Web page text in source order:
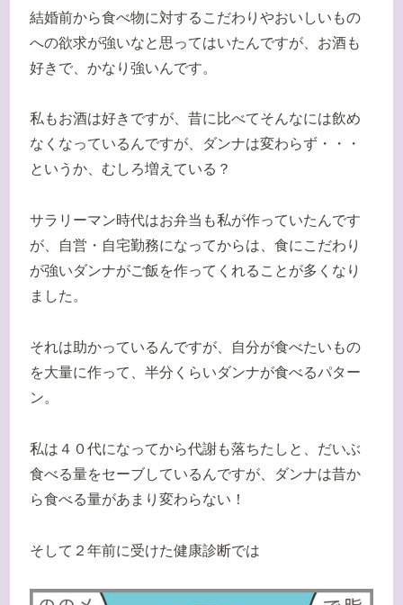
結婚前から食べ物に対するこだわりやおいしいもの
への欲求が強いなと思ってはいたんですが、お酒も
好きで、かなり強いんです。
私もお酒は好きですが、昔に比べてそんなには飲め
なくなっているんですが、ダンナは変わらず・・・
というか、むしろ増えている？
サラリーマン時代はお弁当も私が作っていたんです
が、自営・自宅勤務になってからは、食にこだわり
が強いダンナがご飯を作ってくれることが多くなり
ました。
それは助かっているんですが、自分が食べたいもの
を大量に作って、半分くらいダンナが食べるパター
ン。
私は４０代になってから代謝も落ちたしと、だいぶ
食べる量をセーブしているんですが、ダンナは昔か
ら食べる量があまり変わらない！
そして２年前に受けた健康診断では